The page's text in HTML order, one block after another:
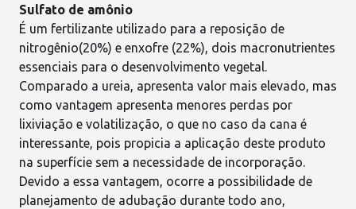
Sulfato de amônio
É um fertilizante utilizado para a reposição de
nitrogênio(20%) e enxofre (22%), dois macronutrientes
essenciais para o desenvolvimento vegetal.
Comparado a ureia, apresenta valor mais elevado, mas
como vantagem apresenta menores perdas por
lixiviação e volatilização, o que no caso da cana é
interessante, pois propicia a aplicação deste produto
na superfície sem a necessidade de incorporação.
Devido a essa vantagem, ocorre a possibilidade de
planejamento de adubação durante todo ano,